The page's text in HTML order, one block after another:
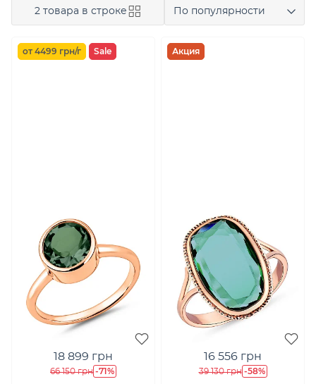
2 товара в строке По популярности
от 4499 грн/г Sale
18 899 грн
66 150 грн -71%
Акция
16 556 грн
39 130 грн -58%